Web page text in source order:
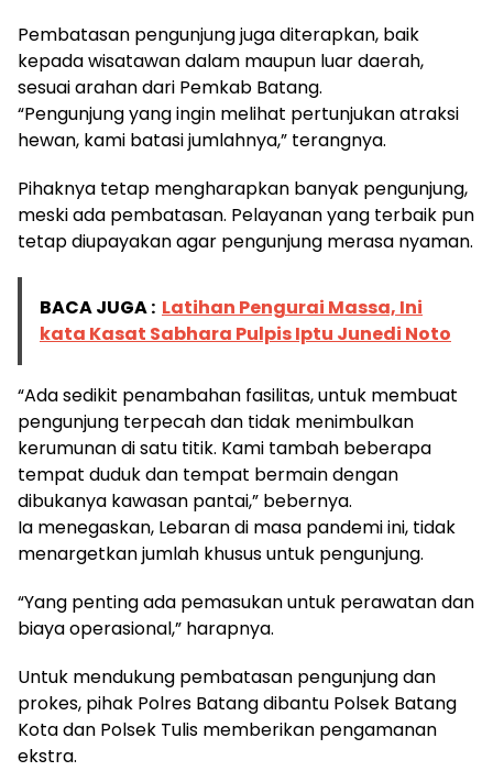
Pembatasan pengunjung juga diterapkan, baik
kepada wisatawan dalam maupun luar daerah,
sesuai arahan dari Pemkab Batang.
“Pengunjung yang ingin melihat pertunjukan atraksi
hewan, kami batasi jumlahnya,” terangnya.
Pihaknya tetap mengharapkan banyak pengunjung,
meski ada pembatasan. Pelayanan yang terbaik pun
tetap diupayakan agar pengunjung merasa nyaman.
BACA JUGA : Latihan Pengurai Massa, Ini
kata Kasat Sabhara Pulpis Iptu Junedi Noto
“Ada sedikit penambahan fasilitas, untuk membuat
pengunjung terpecah dan tidak menimbulkan
kerumunan di satu titik. Kami tambah beberapa
tempat duduk dan tempat bermain dengan
dibukanya kawasan pantai,” bebernya.
Ia menegaskan, Lebaran di masa pandemi ini, tidak
menargetkan jumlah khusus untuk pengunjung.
“Yang penting ada pemasukan untuk perawatan dan
biaya operasional,” harapnya.
Untuk mendukung pembatasan pengunjung dan
prokes, pihak Polres Batang dibantu Polsek Batang
Kota dan Polsek Tulis memberikan pengamanan
ekstra.